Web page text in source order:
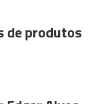
de produtos